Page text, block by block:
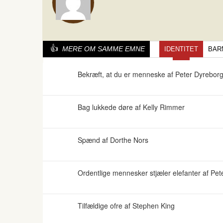
MERE OM SAMME EMNE IDENTITET
Bekræft, at du er menneske af Peter Dyreborg
Bag lukkede døre af Kelly Rimmer
Spænd af Dorthe Nors
Ordentlige mennesker stjæler elefanter af
Tilfældige ofre af Stephen King